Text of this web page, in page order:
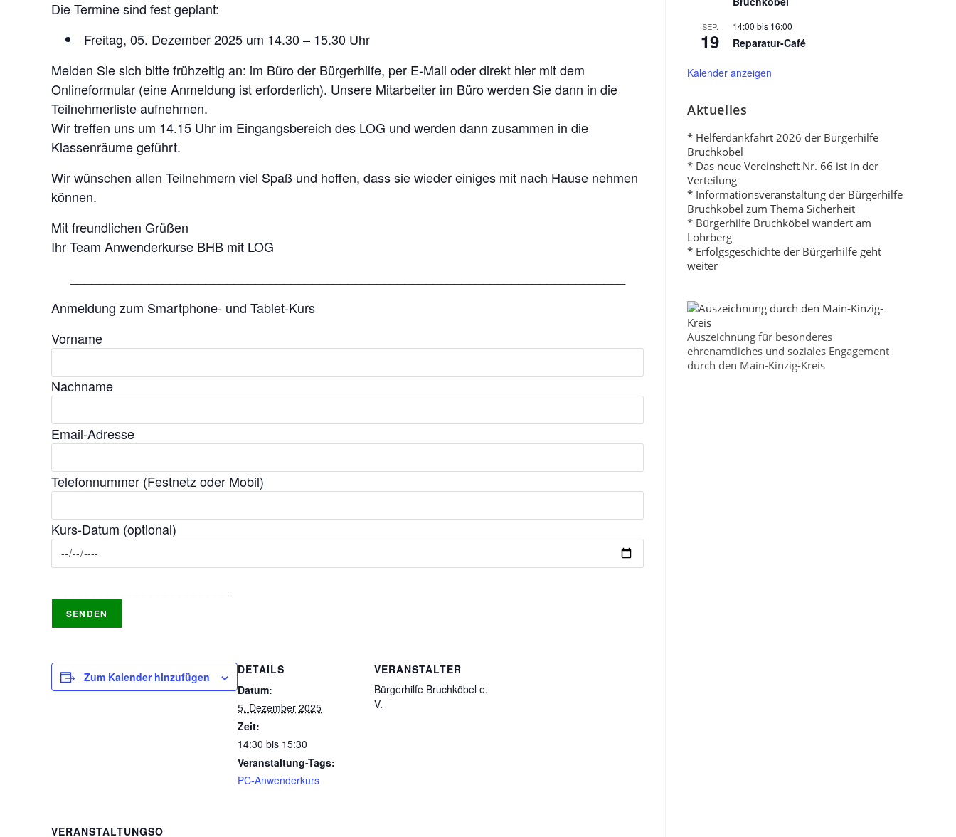
Die Termine sind fest geplant:
Freitag, 05. Dezember 2025 um 14.30 – 15.30 Uhr
Melden Sie sich bitte frühzeitig an: im Büro der Bürgerhilfe, per E-Mail oder direkt hier mit dem
Onlineformular (eine Anmeldung ist erforderlich). Unsere Mitarbeiter im Büro werden Sie dann in die
Teilnehmerliste aufnehmen.
Wir treffen uns um 14.15 Uhr im Eingangsbereich des LOG und werden dann zusammen in die
Klassenräume geführt.
Wir wünschen allen Teilnehmern viel Spaß und hoffen, dass sie wieder einiges mit nach Hause nehmen
können.
Mit freundlichen Grüßen
Ihr Team Anwenderkurse BHB mit LOG
Anmeldung zum Smartphone- und Tablet-Kurs
Vorname
Nachname
Email-Adresse
Telefonnummer (Festnetz oder Mobil)
Kurs-Datum (optional)
Zum Kalender hinzufügen
DETAILS
Datum:
5. Dezember 2025
Zeit:
14:30 bis 15:30
Veranstaltung-Tags:
PC-Anwenderkurs
VERANSTALTER
Bürgerhilfe Bruchköbel e.
V.
VERANSTALTUNGSO
SEP.
19
14:00 bis 16:00
Reparatur-Café
Kalender anzeigen
Aktuelles
* Helferdankfahrt 2026 der Bürgerhilfe
Bruchköbel
* Das neue Vereinsheft Nr. 66 ist in der
Verteilung
* Informationsveranstaltung der Bürgerhilfe
Bruchköbel zum Thema Sicherheit
* Bürgerhilfe Bruchköbel wandert am
Lohrberg
* Erfolgsgeschichte der Bürgerhilfe geht
weiter
Auszeichnung für besonderes
ehrenamtliches und soziales Engagement
durch den Main-Kinzig-Kreis